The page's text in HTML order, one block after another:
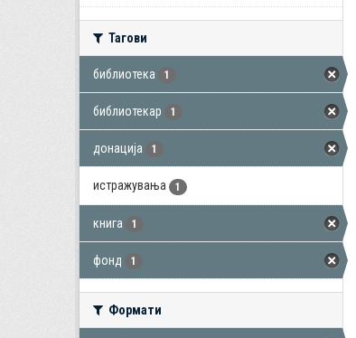
Тагови
библиотека 1
библиотекар 1
донација 1
истражувања 1
книга 1
фонд 1
Формати